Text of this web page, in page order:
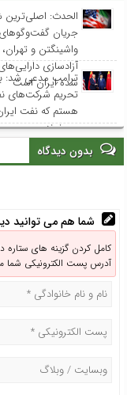
الحدث: اصلی‌ترین
جریان
واشینگتن و
آزادسازی
شده ایران است
ترامپ مدعی شد:
تحریم‌ شرکت‌های
هستم که نفت
می‌خرند
بدون دیدگاه
شما هم می توانید
کامل کردن گزینه های ستاره
آدرس پست الکترونیکی